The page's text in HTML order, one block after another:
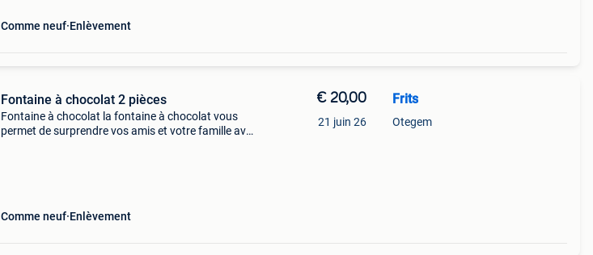
Comme neuf Enlèvement
Fontaine à chocolat 2 pièces
Fontaine à chocolat la fontaine à chocolat vous
permet de surprendre vos amis et votre famille avec
Comme neuf Enlèvement
€ 20,00
21 juin 26
Frits
Otegem